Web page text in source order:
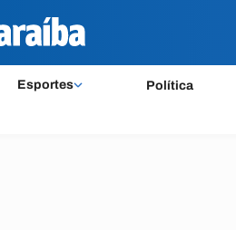
Esportes Política